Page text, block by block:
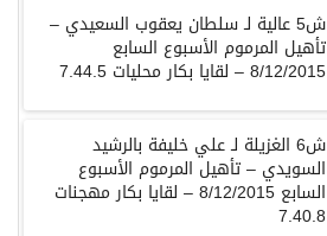
ش5 عالية لـ سلطان يعقوب السعيدي –
تأهيل المرموم الأسبوع السابع
8/12/2015 – لقايا بكار محليات 7.44.5
ش6 الغزيلة لـ علي خليفة بالرشيد
السويدي – تأهيل المرموم الأسبوع
السابع 8/12/2015 – لقايا بكار مهجنات
7.40.8